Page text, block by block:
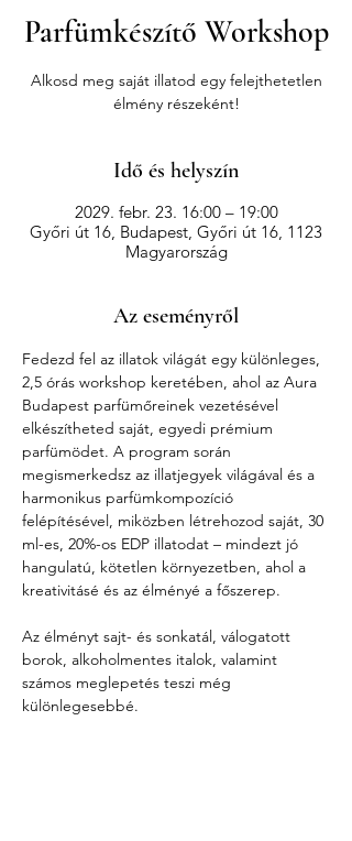
Parfümkészítő Workshop
Alkosd meg saját illatod egy felejthetetlen
élmény részeként!
Idő és helyszín
2029. febr. 23. 16:00 – 19:00
Győri út 16, Budapest, Győri út 16, 1123
Magyarország
Az eseményről
Fedezd fel az illatok világát egy különleges,
2,5 órás workshop keretében, ahol az Aura
Budapest parfümőreinek vezetésével
elkészítheted saját, egyedi prémium
parfümödet. A program során
megismerkedsz az illatjegyek világával és a
harmonikus parfümkompozíció
felépítésével, miközben létrehozod saját, 30
ml-es, 20%-os EDP illatodat – mindezt jó
hangulatú, kötetlen környezetben, ahol a
kreativitásé és az élményé a főszerep.
Az élményt sajt- és sonkatál, válogatott
borok, alkoholmentes italok, valamint
számos meglepetés teszi még
különlegesebbé.